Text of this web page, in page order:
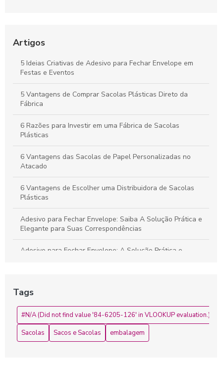
Saco Plástico Transparente com Adesivo: A Solução Prática
Adesivos para Embalagens Plásticas que Transformam Seu
Produto em Destaque
Artigos
5 Ideias Criativas de Adesivo para Fechar Envelope em
Festas e Eventos
5 Vantagens de Comprar Sacolas Plásticas Direto da
Fábrica
6 Razões para Investir em uma Fábrica de Sacolas
Plásticas
6 Vantagens das Sacolas de Papel Personalizadas no
Atacado
6 Vantagens de Escolher uma Distribuidora de Sacolas
Plásticas
Adesivo para Fechar Envelope: Saiba A Solução Prática e
Elegante para Suas Correspondências
Adesivo para Fechar Envelope: A Solução Prática e
Suas Necessidades
Adesivo para Fechar Envelope: Como Escolher o Melhor
para Suas Necessidades
Adesivo para Fechar Envelope: Ideias Criativas e Práticas
Tags
#N/A (Did not find value '84-6205-126' in VLOOKUP evaluation.)
Sacolas
Sacos e Sacolas embalagem